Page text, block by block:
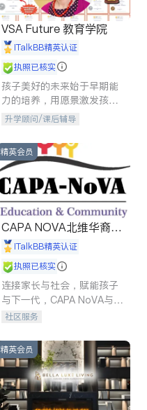
VSA Future 教育学院
iTalkBB精英认证
执照已核实
孩子美好的未来始于早期能
力的培养，用愿景激发孩子
的学习潜力和动力。理念：
拥有成长型心态是成功的基
石。
升学顾问/课后辅导
精英会员
CAPA NOVA北维华裔家
长会iTalkBB精英认证
执照已核实
连接家长与社会，赋能孩子
与下一代，CAPA NoVA与您
携手建设包容、公平、充满
社区服务
精英会员